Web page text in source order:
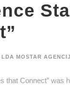
LDA MOSTAR
that Connect”